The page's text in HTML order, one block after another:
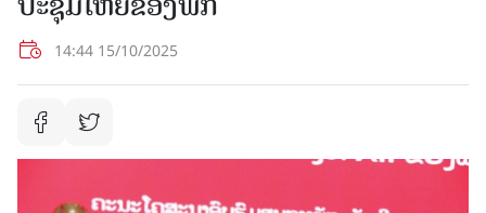
14:44 15/10/2025